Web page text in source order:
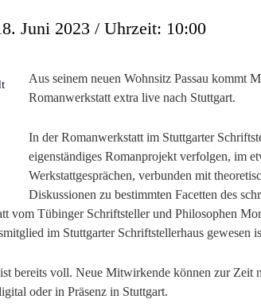
Juni 2023 / Uhrzeit: 10:00
Aus seinem neuen Wohnsitz Passau kommt
Romanwerkstatt extra live nach Stuttgart.
In der Romanwerkstatt im Stuttgarter
eigenständiges Romanprojekt verfolgen, im
Werkstattgesprächen, verbunden mit
Diskussionen zu bestimmten Facetten des
vom Tübinger Schriftsteller und Philosophen
im Stuttgarter Schriftstellerhaus gewesen
bereits voll. Neue Mitwirkende können zur Zeit
oder in Präsenz in Stuttgart.